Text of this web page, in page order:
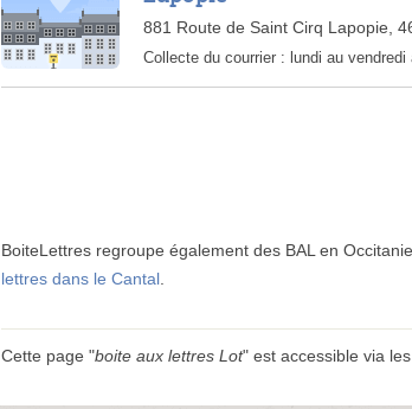
881 Route de Saint Cirq Lapopie,
Collecte du courrier : lundi au vendredi
BoiteLettres regroupe également des BAL en
lettres dans le Cantal
Cette page "boite aux lettres Lot" est accessible via